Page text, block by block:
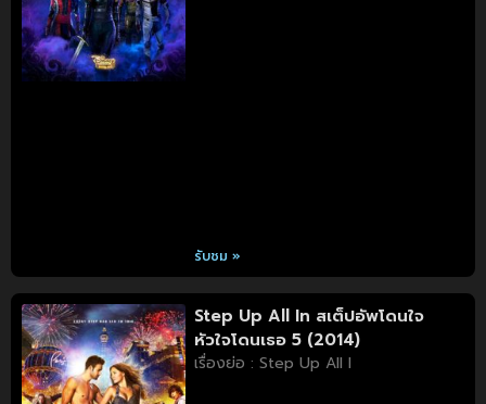
รับชม »
Step Up All In สเต็ปอัพโดนใจ
หัวใจโดนเธอ 5 (2014)
เรื่องย่อ : Step Up All I